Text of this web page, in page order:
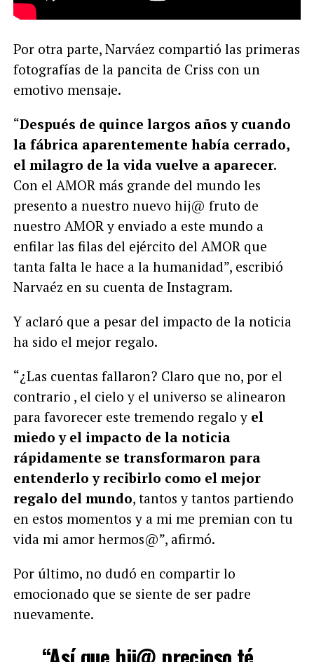
Por otra parte, Narváez compartió las primeras
fotografías de la pancita de Criss con un
emotivo mensaje.
“Después de quince largos años y cuando
la fábrica aparentemente había cerrado,
el milagro de la vida vuelve a aparecer.
Con el AMOR más grande del mundo les
presento a nuestro nuevo hij@ fruto de
nuestro AMOR y enviado a este mundo a
enfilar las filas del ejército del AMOR que
tanta falta le hace a la humanidad”, escribió
Narvaéz en su cuenta de Instagram.
Y aclaró que a pesar del impacto de la noticia
ha sido el mejor regalo.
“¿Las cuentas fallaron? Claro que no, por el
contrario , el cielo y el universo se alinearon
para favorecer este tremendo regalo y el
miedo y el impacto de la noticia
rápidamente se transformaron para
entenderlo y recibirlo como el mejor
regalo del mundo, tantos y tantos partiendo
en estos momentos y a mi me premian con tu
vida mi amor hermos@”, afirmó.
Por último, no dudó en compartir lo
emocionado que se siente de ser padre
nuevamente.